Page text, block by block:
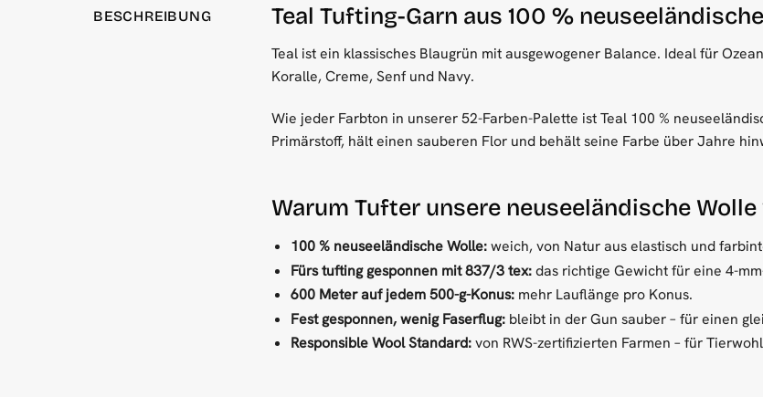
BESCHREIBUNG Teal Tufting-Garn aus 100 %
Teal ist ein klassisches Blaugrün mit ausgewogener Balance. Ideal für
Koralle, Creme, Senf und Navy.
Wie jeder Farbton in unserer 52-Farben-Palette ist Teal 100 %
Primärstoff, hält einen sauberen Flor und behält seine Farbe über Jahre
Warum Tufter unsere neuseeländische
100 % neuseeländische Wolle:weich, von Natur aus elastisch und
Fürs tufting gesponnen mit 837/3 tex:das richtige Gewicht für eine 4-
600 Meter auf jedem 500-g-Konus:mehr Lauflänge pro Konus.
Fest gesponnen, wenig Faserflug:bleibt in der Gun sauber – für einen
Responsible Wool Standard:von RWS-zertifizierten Farmen – für